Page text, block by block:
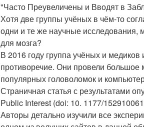
"Часто Преувеличены и Вводят в
Хотя две группы учёных в чём-то
одни и те же научные
для мозга?
В 2016 году группа учёных и
противоречие. Они провели большое
популярных головоломок и
Страничная статья с результатами
Public Interest (doi: 10. 1177/
Авторы детально изучили все